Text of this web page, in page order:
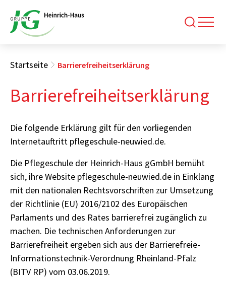
Startseite Barrierefreiheitserklärung
Barrierefreiheitserklärung
Die folgende Erklärung gilt für den vorliegenden
Internetauftritt pflegeschule-neuwied.de.
Die Pflegeschule der Heinrich-Haus gGmbH bemüht
sich, ihre Website pflegeschule-neuwied.de in Einklang
mit den nationalen Rechtsvorschriften zur Umsetzung
der Richtlinie (EU) 2016/2102 des Europäischen
Parlaments und des Rates barrierefrei zugänglich zu
machen. Die technischen Anforderungen zur
Barrierefreiheit ergeben sich aus der Barrierefreie-
Informationstechnik-Verordnung Rheinland-Pfalz
(BITV RP) vom 03.06.2019.